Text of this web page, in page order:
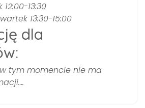
13:30
13:30-15:00
dla
tym momencie nie ma